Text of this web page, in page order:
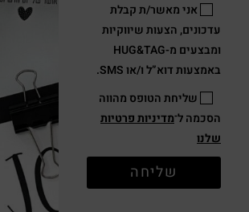
אני מאשר/ת קבלת
עדכונים, הצעות שיווקיות
ומבצעים מ-HUG&TAG
באמצעות דוא”ל ו/או SMS.
שליחת הטופס מהווה
הסכמה ל־מדיניות פרטיות
שלנו
שליחה